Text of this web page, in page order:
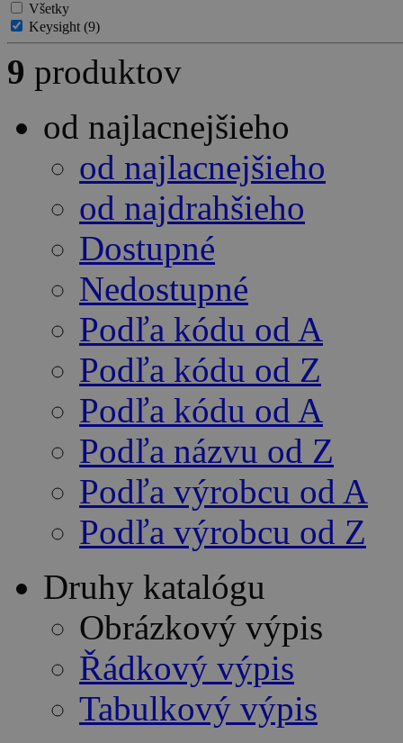
Všetky
Keysight(9)
9 produktov
od najlacnejšieho
od najlacnejšieho
od najdrahšieho
Dostupné
Nedostupné
Podľa kódu od A
Podľa kódu od Z
Podľa kódu od A
Podľa názvu od Z
Podľa výrobcu od A
Podľa výrobcu od Z
Druhy katalógu
Obrázkový výpis
Řádkový výpis
Tabulkový výpis